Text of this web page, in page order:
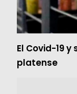
El Covid-19
platense